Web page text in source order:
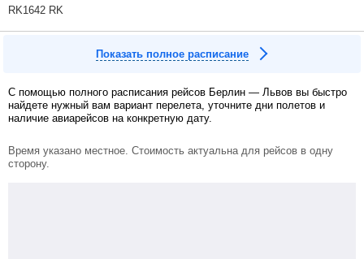
RK1642 RK
Показать полное расписание
С помощью полного расписания рейсов Берлин — Львов вы быстро
найдете нужный вам вариант перелета, уточните дни полетов и
наличие авиарейсов на конкретную дату.
Время указано местное. Стоимость актуальна для рейсов в одну
сторону.